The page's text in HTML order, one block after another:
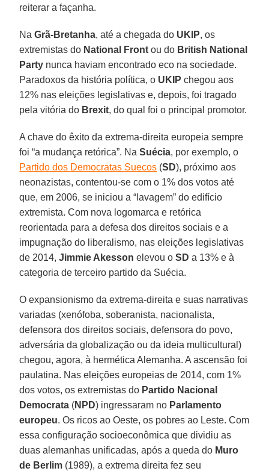
reiterar a façanha.
NaGrã-Bretanha, até a chegada do UKIP, os
extremistas do National Front ou do British National
Party nunca haviam encontrado eco na sociedade.
Paradoxos da história política, o UKIP chegou aos
12% nas eleições legislativas e, depois, foi tragado
pela vitória do Brexit, do qual foi o principal promotor.
A chave do êxito da extrema-direita europeia sempre
foi “a mudança retórica”. NaSuécia, por exemplo, o
Partido dos Democratas Suecos (SD), próximo aos
neonazistas, contentou-se com o 1% dos votos até
que, em 2006, se iniciou a “lavagem” do edifício
extremista. Com nova logomarca e retórica
reorientada para a defesa dos direitos sociais e a
impugnação do liberalismo, nas eleições legislativas
de 2014,Jimmie Akesson elevou oSD a 13% e à
categoria de terceiro partido da Suécia.
O expansionismo da extrema-direita e suas narrativas
variadas (xenófoba, soberanista, nacionalista,
defensora dos direitos sociais, defensora do povo,
adversária da globalização ou da ideia multicultural)
chegou, agora, à hermética Alemanha. A ascensão foi
paulatina. Nas eleições europeias de 2014, com 1%
dos votos, os extremistas do Partido Nacional
Democrata (NPD) ingressaram no Parlamento
europeu. Os ricos ao Oeste, os pobres ao Leste. Com
essa configuração socioeconômica que dividiu as
duas alemanhas unificadas, após a queda do Muro
de Berlim (1989), a extrema direita fez seu